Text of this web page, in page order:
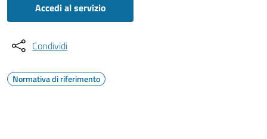
Accedi al servizio
Condividi
Normativa di riferimento